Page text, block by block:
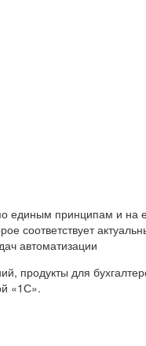
единым принципам и на
соответствует
автоматизации
продукты для
«1С».